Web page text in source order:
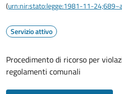
(urn:nir:stato:legge:1981-11-
Servizio attivo
Procedimento di ricorso per
regolamenti comunali